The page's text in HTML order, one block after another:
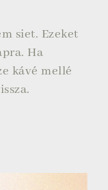
siet. Ezeket
Ha
kávé mellé